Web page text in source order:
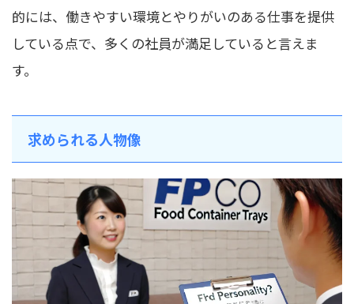
的には、働きやすい環境とやりがいのある仕事を提供
している点で、多くの社員が満足していると言えま
す。
求められる人物像